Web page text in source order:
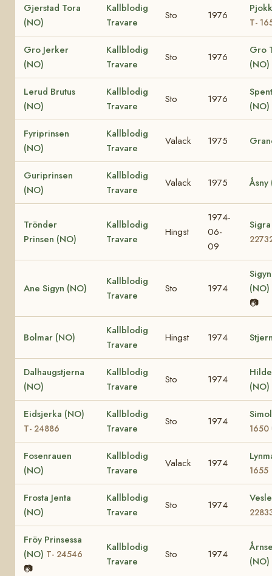
Gjerstad Tora
(NO)
Kallblodig
Travare
Sto 1976
T-
Gro Jerker
(NO)
Kallblodig
Travare
Sto 1976
Gro
(NO)
Lerud Brutus
(NO)
Kallblodig
Travare
Sto 1976
(NO)
Fyriprinsen
(NO)
Kallblodig
Travare
Valack 1975
Guriprinsen
(NO)
Kallblodig
Travare
Valack 1975 Åsny
Trönder
Prinsen (NO)
Kallblodig
Travare
Hingst
1974-
06-
09
Ane Sigyn (NO)
Kallblodig
Travare
Sto 1974
(NO)
📷
Bolmar (NO)
Kallblodig
Travare
Hingst 1974
Dalhaugstjerna
(NO)
Kallblodig
Travare
Sto 1974
(NO)
Eidsjerka (NO)
T- 24886
Kallblodig
Travare
Sto 1974
1650
Fosenrauen
(NO)
Kallblodig
Travare
Valack 1974
1655
Frosta Jenta
(NO)
Kallblodig
Travare
Sto 1974
Fröy Prinsessa
(NO) T- 24546
📷
Kallblodig
Travare
Sto 1974
(NO)